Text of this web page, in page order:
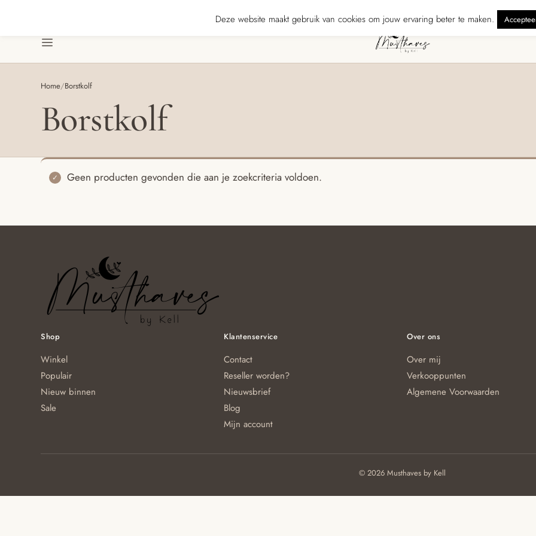
240 reviewers geven ons ★★★★★
Menu
Home/Borstkolf
Borstkolf
Geen producten gevonden die aan je zoekcriteria voldoen.
Shop
Winkel
Populair
Nieuw binnen
Sale
Klantenservice
Contact
Reseller worden?
Nieuwsbrief
Blog
Mijn account
Over ons
Over mij
Verkooppunten
Algemene Voorwaarden
© 2026 Musthaves by Kell
Deze website maakt gebruik van cookies om jouw ervaring beter te maken.